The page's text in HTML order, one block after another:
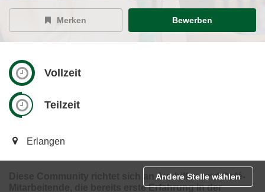
Merken Bewerben
Vollzeit
Teilzeit
Erlangen
Diese Community richtet sich an Aushilfen und Café-
Mitarbeitende, die bereits erste Erfahrung in der
Andere Stelle wählen